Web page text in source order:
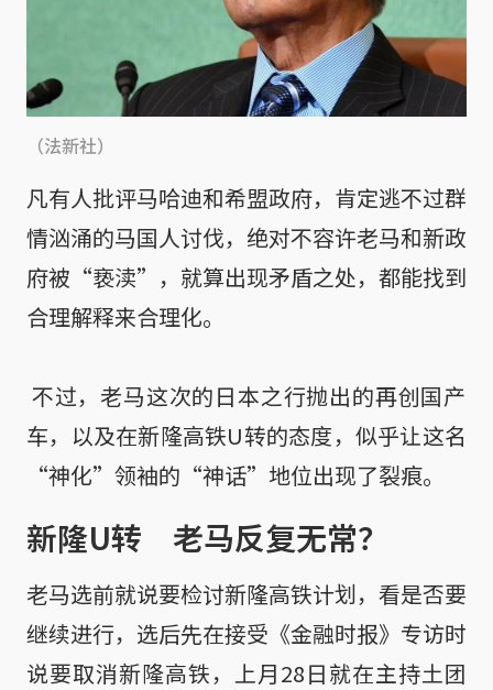
（法新社）
凡有人批评马哈迪和希盟政府，肯定逃不过群
情汹涌的马国人讨伐，绝对不容许老马和新政
府被“亵渎”，就算出现矛盾之处，都能找到
合理解释来合理化。
车，以及在新隆高铁U转的态度，似乎让这名
“神化”领袖的“神话”地位出现了裂痕。
新隆U转 老马反复无常？
老马选前就说要检讨新隆高铁计划，看是否要
继续进行，选后先在接受《金融时报》专访时
说要取消新隆高铁，上月28日就在主持土团